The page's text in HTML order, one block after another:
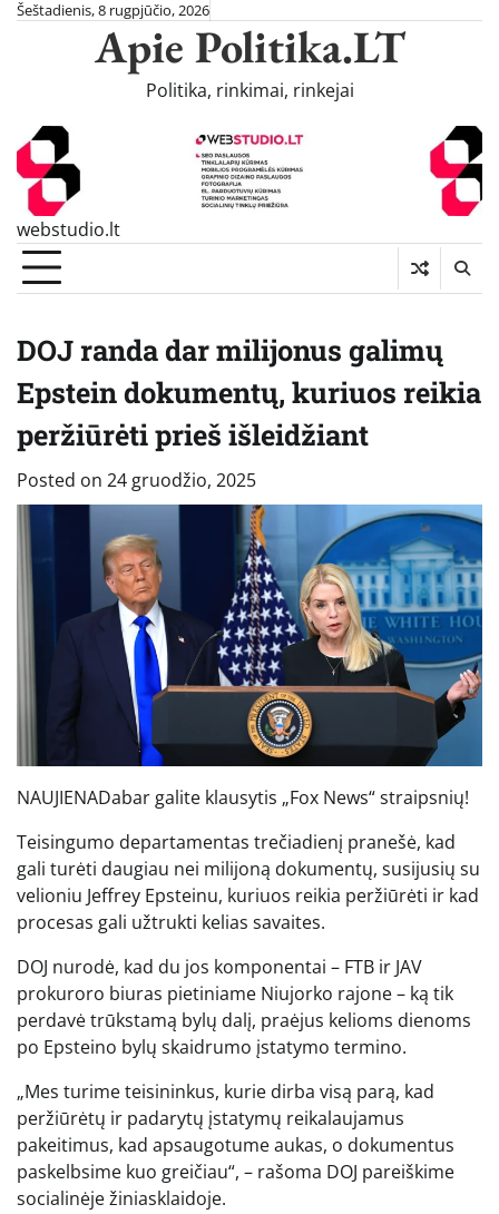
SkipŠeštadienis, 8 rugpjūčio, 2026
Apie Politika.LT
Politika, rinkimai, rinkejai
webstudio.lt
DOJ randa dar milijonus galimų
Epstein dokumentų, kuriuos reikia
peržiūrėti prieš išleidžiant
Posted on 24 gruodžio, 2025
NAUJIENADabar galite klausytis „Fox News“ straipsnių!
Teisingumo departamentas trečiadienį pranešė, kad
gali turėti daugiau nei milijoną dokumentų, susijusių su
velioniu Jeffrey Epsteinu, kuriuos reikia peržiūrėti ir kad
procesas gali užtrukti kelias savaites.
DOJ nurodė, kad du jos komponentai – FTB ir JAV
prokuroro biuras pietiniame Niujorko rajone – ką tik
perdavė trūkstamą bylų dalį, praėjus kelioms dienoms
po Epsteino bylų skaidrumo įstatymo termino.
„Mes turime teisininkus, kurie dirba visą parą, kad
peržiūrėtų ir padarytų įstatymų reikalaujamus
pakeitimus, kad apsaugotume aukas, o dokumentus
paskelbsime kuo greičiau“, – rašoma DOJ pareiškime
socialinėje žiniasklaidoje.